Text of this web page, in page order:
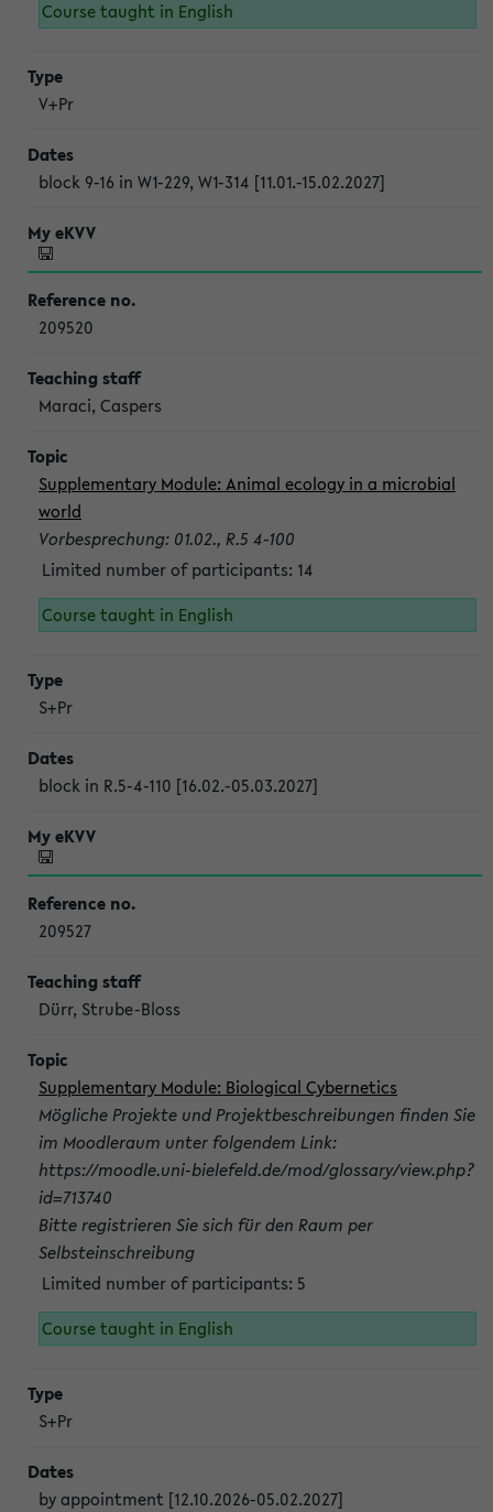
Course taught in English
V+Pr
block 9-16 in W1-229, W1-314 [11.01.-15.02.2027]
209520
Maraci, Caspers
Supplementary Module: Animal ecology in a microbial
world
Vorbesprechung: 01.02., R.5 4-100
Limited number of participants: 14
Course taught in English
S+Pr
block in R.5-4-110 [16.02.-05.03.2027]
209527
Dürr, Strube-Bloss
Supplementary Module: Biological Cybernetics
Mögliche Projekte und Projektbeschreibungen finden Sie
im Moodleraum unter folgendem Link:
https://moodle.uni-bielefeld.de/mod/glossary/view.php?
id=713740
Bitte registrieren Sie sich für den Raum per
Selbsteinschreibung
Limited number of participants: 5
Course taught in English
S+Pr
by appointment [12.10.2026-05.02.2027]